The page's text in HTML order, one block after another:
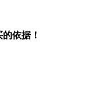
依据！